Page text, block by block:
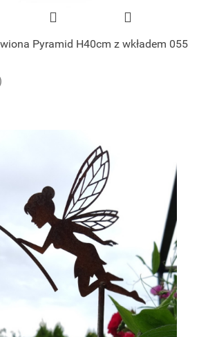
Pyramid H40cm z wkładem 055